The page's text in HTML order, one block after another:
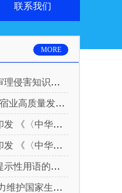
联系我们
MORE
用惩罚性赔偿的解释》
发展的指导意见
题 执法指南（二）》的通知
题 执法指南（一）》的通知
合规风险提示
污染刑事案件适用法律若干问题的解释〉的决定》